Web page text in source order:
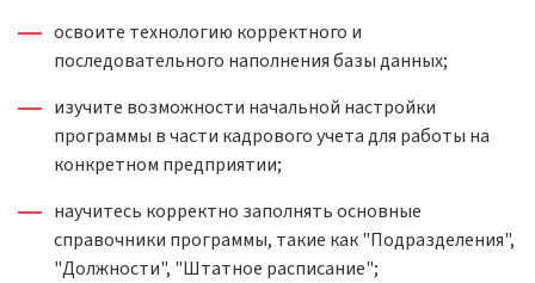
освоите технологию корректного и
последовательного наполнения базы данных;
изучите возможности начальной настройки
программы в части кадрового учета для работы на
конкретном предприятии;
научитесь корректно заполнять основные
справочники программы, такие как "Подразделения",
"Должности", "Штатное расписание";